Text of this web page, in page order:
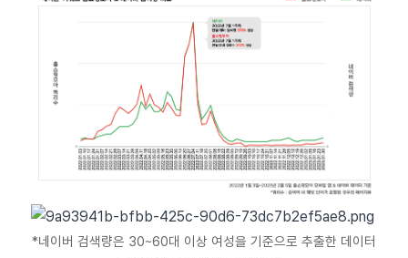
*네이버 검색량은 30~60대 이상 여성을 기준으로 추출한 데이터